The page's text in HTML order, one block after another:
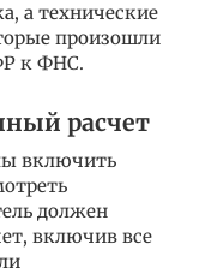
а технические
произошли
к ФНС.
расчет
включить
должен
включив все